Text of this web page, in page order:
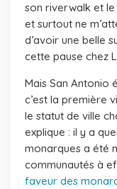
son riverwalk et
et surtout ne
d’avoir une belle
cette pause chez
Mais San Antonio
c’est la première
le statut de ville
explique : il y a
monarques a été
communautés à
faveur des